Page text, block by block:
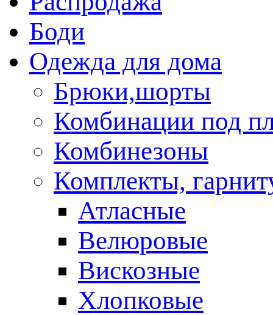
Боди
Одежда для дома
Брюки,шорты
Комбинации под
Комбинезоны
Комплекты,
Атласные
Велюровые
Вискозные
Хлопковые